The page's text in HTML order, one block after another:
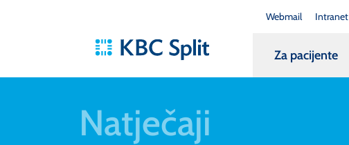
Webmail Intranet
Za pacijente
Natječaji